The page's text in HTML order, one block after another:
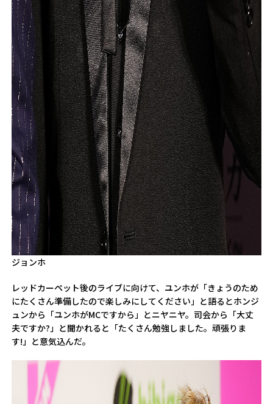
ジョンホ
レッドカーペット後のライブに向けて、ユンホが「きょうのため
にたくさん準備したので楽しみにしてください」と語るとホンジ
ュンから「ユンホがMCですから」とニヤニヤ。司会から「大丈
夫ですか?」と聞かれると「たくさん勉強しました。頑張りま
す!」と意気込んだ。